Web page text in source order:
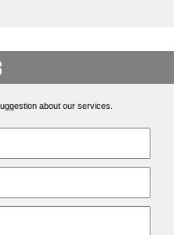
about our services.